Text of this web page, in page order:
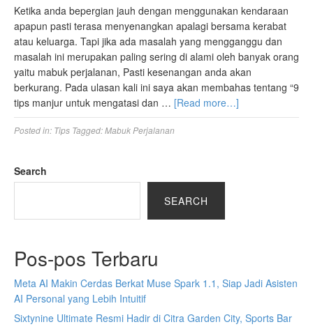
Ketika anda bepergian jauh dengan menggunakan kendaraan
apapun pasti terasa menyenangkan apalagi bersama kerabat
atau keluarga. Tapi jika ada masalah yang mengganggu dan
masalah ini merupakan paling sering di alami oleh banyak orang
yaitu mabuk perjalanan, Pasti kesenangan anda akan
berkurang. Pada ulasan kali ini saya akan membahas tentang “9
tips manjur untuk mengatasi dan … [Read more…]
Posted in: Tips Tagged:Mabuk Perjalanan
Search
SEARCH
Pos-pos Terbaru
Meta AI Makin Cerdas Berkat Muse Spark 1.1, Siap Jadi Asisten
AI Personal yang Lebih Intuitif
Sixtynine Ultimate Resmi Hadir di Citra Garden City, Sports Bar